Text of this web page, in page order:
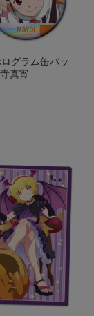
グラム缶バッ
真宵